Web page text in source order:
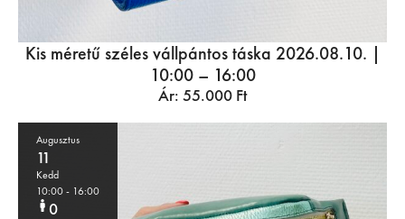
Kis méretű széles vállpántos táska 2026.08.10. |
10:00 – 16:00
Ár: 55.000 Ft
Augusztus
11
Kedd
10:00- 16:00
0